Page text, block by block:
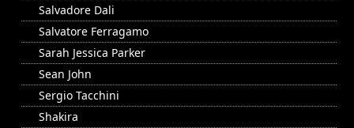
Salvadore Dali
Salvatore Ferragamo
Sarah Jessica Parker
Sean John
Sergio Tacchini
Shakira